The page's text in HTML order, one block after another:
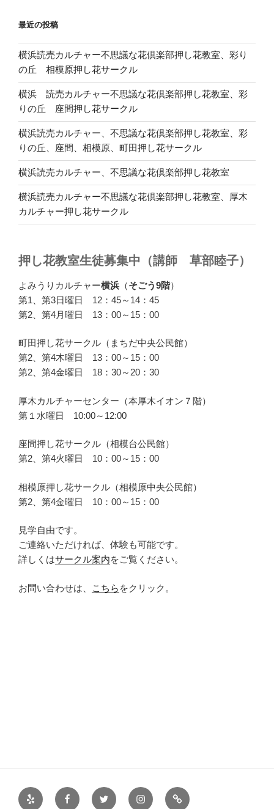
最近の投稿
横浜読売カルチャー不思議な花倶楽部押し花教室、彩り
の丘 相模原押し花サークル
横浜 読売カルチャー不思議な花倶楽部押し花教室、彩
りの丘 座間押し花サークル
横浜読売カルチャー、不思議な花倶楽部押し花教室、彩
りの丘、座間、相模原、町田押し花サークル
横浜読売カルチャー、不思議な花倶楽部押し花教室
横浜読売カルチャー不思議な花倶楽部押し花教室、厚木
カルチャー押し花サークル
押し花教室生徒募集中（講師 草部睦子）
よみうりカルチャー横浜 （そごう9階）
第1、第3日曜日 12：45～14：45
第2、第4月曜日 13：00～15：00
町田押し花サークル（まちだ中央公民館）
第2、第4木曜日 13：00～15：00
第2、第4金曜日 18：30～20：30
厚木カルチャーセンター（本厚木イオン７階）
第１水曜日 10:00～12:00
座間押し花サークル（相模台公民館）
第2、第4火曜日 10：00～15：00
相模原押し花サークル（相模原中央公民館）
第2、第4金曜日 10：00～15：00
見学自由です。
ご連絡いただければ、体験も可能です。
詳しくはサークル案内をご覧ください。
お問い合わせは、 こちら をクリック。
Yelp FacebookTwitter Instagram
サ